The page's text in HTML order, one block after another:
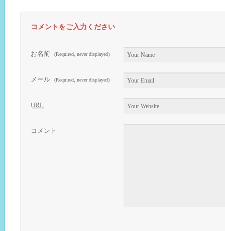
コメントをご入力ください
お名前 (Required, never displayed)
メール (Required, never displayed)
URL
コメント